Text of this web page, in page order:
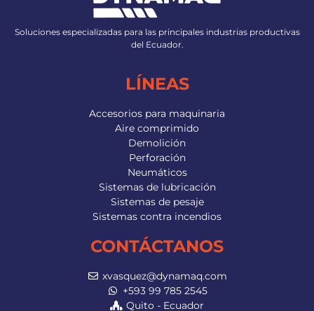
Soluciones especializadas para las principales industrias productivas
del Ecuador.
LÍNEAS
Accesorios para maquinaria
Aire comprimido
Demolición
Perforación
Neumáticos
Sistemas de lubricación
Sistemas de pesaje
Sistemas contra incendios
CONTÁCTANOS
xvasquez@dynamaq.com
+593 99 785 2545
Quito - Ecuador